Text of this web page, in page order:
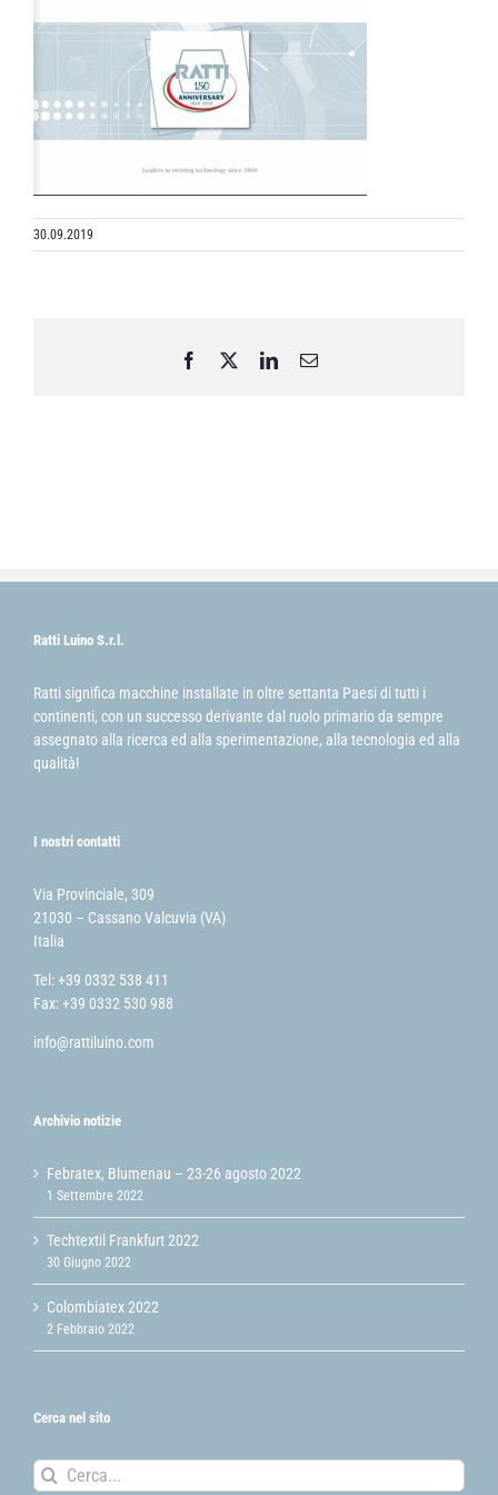
30.09.2019
Facebook LinkedInEmail
Ratti Luino S.r.l.
Ratti significa macchine installate in oltre settanta Paesi di tutti i
continenti, con un successo derivante dal ruolo primario da sempre
assegnato alla ricerca ed alla sperimentazione, alla tecnologia ed alla
qualità!
I nostri contatti
Via Provinciale, 309
21030 – Cassano Valcuvia (VA)
Italia
Tel: +39 0332 538 411
Fax: +39 0332 530 988
info@rattiluino.com
Archivio notizie
Febratex, Blumenau – 23-26 agosto 2022
1 Settembre 2022
Techtextil Frankfurt 2022
30 Giugno 2022
Colombiatex 2022
2 Febbraio 2022
Cerca nel sito
Cerca